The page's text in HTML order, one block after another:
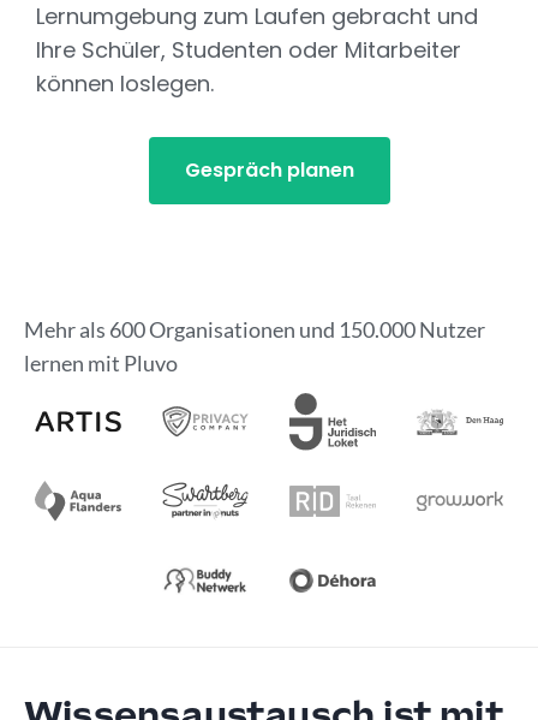
Lernumgebung zum Laufen gebracht und
Ihre Schüler, Studenten oder Mitarbeiter
können loslegen.
Gespräch planen
Mehr als 600 Organisationen und 150.000 Nutzer
lernen mit Pluvo